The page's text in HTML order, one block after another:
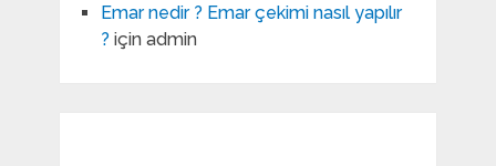
Emar nedir ? Emar çekimi nasıl yapılır
? için admin